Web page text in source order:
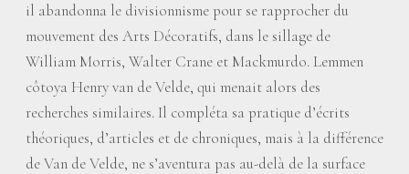
il abandonna le divisionnisme pour se rapprocher du
mouvement des Arts Décoratifs, dans le sillage de
William Morris, Walter Crane et Mackmurdo. Lemmen
côtoya Henry van de Velde, qui menait alors des
recherches similaires. Il compléta sa pratique d’écrits
théoriques, d’articles et de chroniques, mais à la différence
de Van de Velde, ne s’aventura pas au-delà de la surface